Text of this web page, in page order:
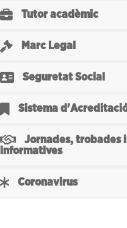
Tutor acadèmic
Marc Legal
Seguretat Social
Sistema
Jornades, trobades i
informatives
Coronavirus